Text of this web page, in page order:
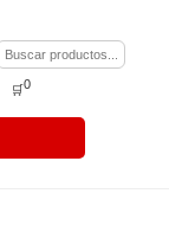
🛒0